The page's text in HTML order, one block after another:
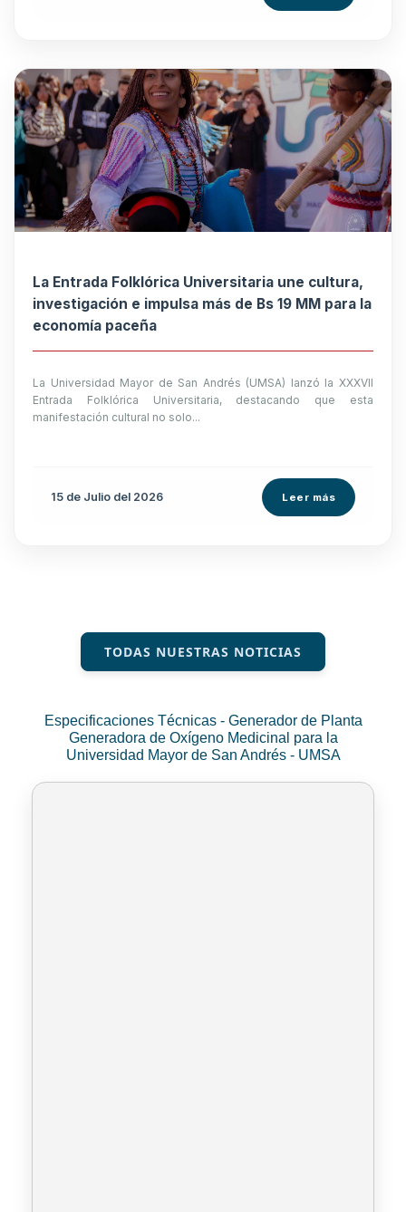
La Entrada Folklórica Universitaria une cultura,
investigación e impulsa más de Bs 19 MM para la
economía paceña
La Universidad Mayor de San Andrés (UMSA) lanzó la XXXVII
Entrada Folklórica Universitaria, destacando que esta
manifestación cultural no solo...
15 de Julio del 2026 Leer más
TODAS NUESTRAS NOTICIAS
Especificaciones Técnicas - Generador de Planta
Generadora de Oxígeno Medicinal para la
Universidad Mayor de San Andrés - UMSA